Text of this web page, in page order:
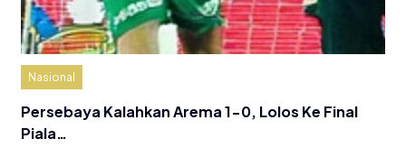
Nasional
Persebaya Kalahkan Arema 1-0, Lolos Ke Final
Piala…